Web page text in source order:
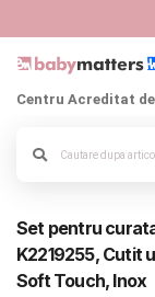
Italbaby
Branduri
Centru Acreditat
Set pentru
K2219255, Cutit
Soft Touch, Inox